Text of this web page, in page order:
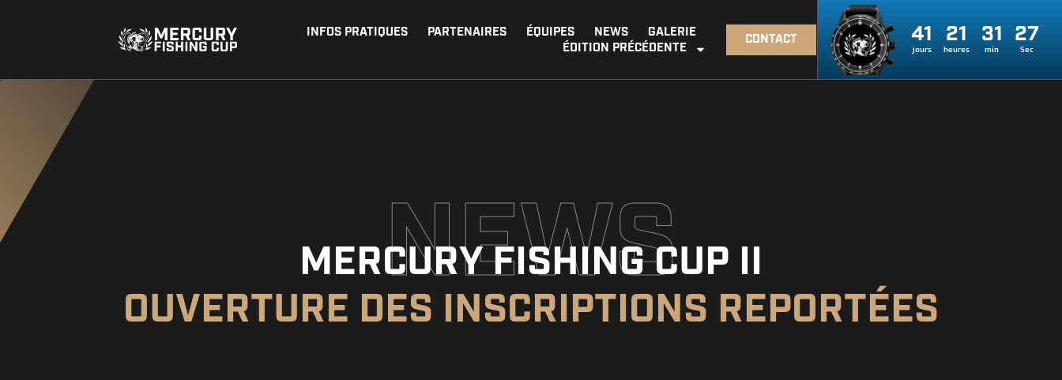
INFOS PRATIQUES PARTENAIRES ÉQUIPES NEWS
GALERIE
ÉDITION PRÉCÉDENTE
CONTACT 41
jours
21
heures
31
min
26
Sec
NEWS
MERCURY FISHING CUP II
OUVERTURE DES INSCRIPTIONS REPORTÉES